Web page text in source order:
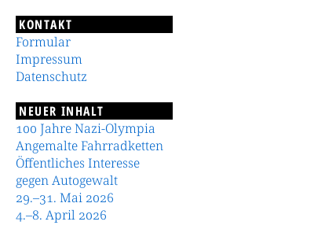
KONTAKT
Formular
Impressum
Datenschutz
NEUER INHALT
100 Jahre Nazi-Olympia
Angemalte Fahrradketten
Öffentliches Interesse
gegen Autogewalt
29.–31. Mai 2026
4.–8. April 2026